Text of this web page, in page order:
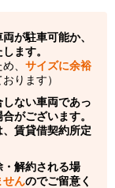
が駐車可能か、
ます。
、 サイズに余裕
ります）
ない車両であっ
がございます。
賃貸借契約所定
解約される場
せんのでご留意く